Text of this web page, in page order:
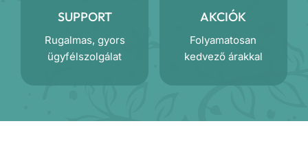
SUPPORT
Rugalmas, gyors
ügyfélszolgálat
AKCIÓK
Folyamatosan
kedvező árakkal